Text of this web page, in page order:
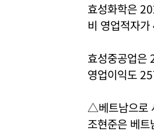
효성화학은
비 영업적자
효성중공업
영업이익도
△베트남으로
조현준은 베